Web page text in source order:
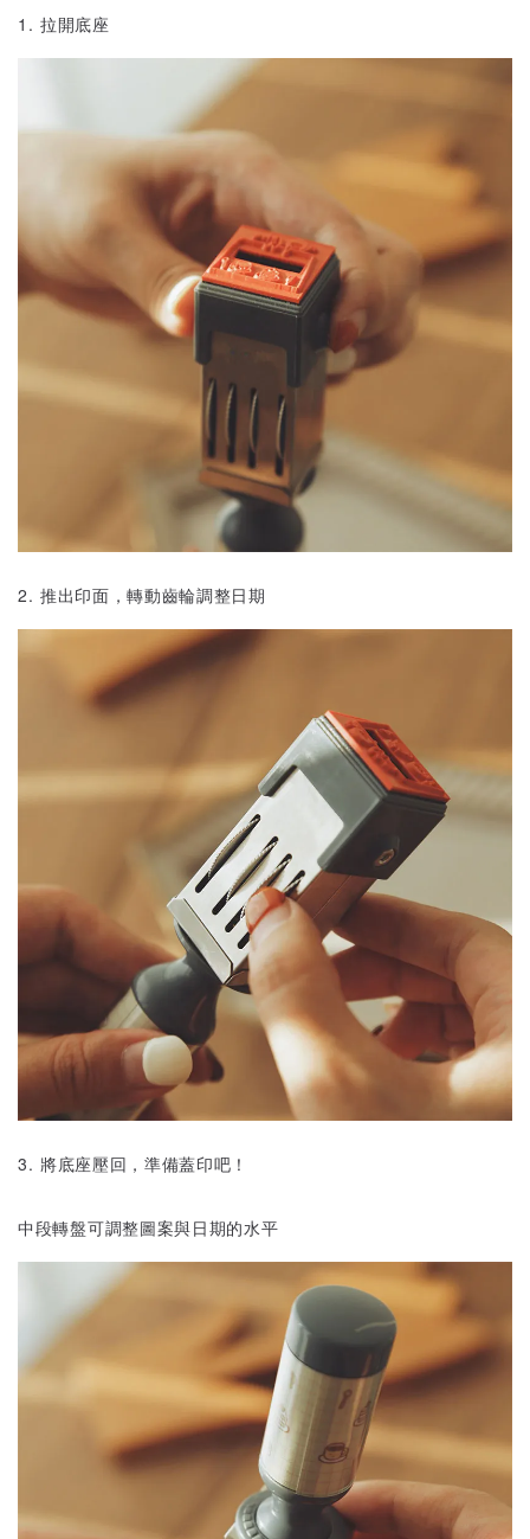
1. 拉開底座
2. 推出印面，轉動齒輪調整日期
3. 將底座壓回，準備蓋印吧！
中段轉盤可調整圖案與日期的水平